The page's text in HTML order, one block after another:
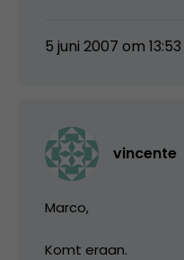
5 juni 2007 om 13:53
vincente
Marco,
Komt eraan.